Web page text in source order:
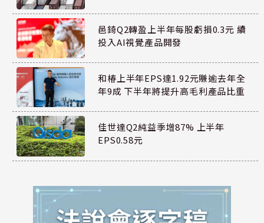
邑錡Q2轉盈上半年每股虧損0.3元 續
投入AI視覺產品開發
和椿上半年EPS達1.92元賺逾去年全
年9成 下半年將提升高毛利產品比重
佳世達Q2純益季增87% 上半年
EPS0.58元